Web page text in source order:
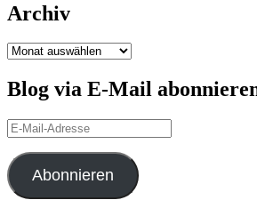
Archiv
Archiv
Blog via E-Mail
E-
Mail-
Adresse
Abonnieren